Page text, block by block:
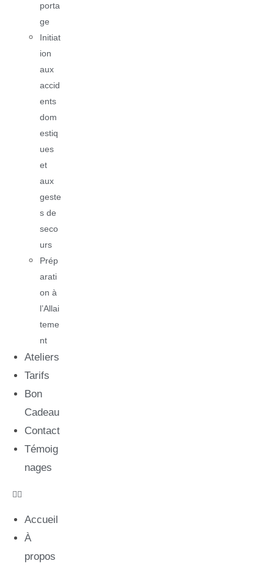
porta
ge
Initiat
ion
aux
accid
ents
dom
estiq
ues
et
aux
geste
s de
seco
urs
Prép
arati
on à
l’Allai
teme
nt
Ateliers
Tarifs
Bon
Cadeau
Contact
Témoig
nages
Accueil
À
propos